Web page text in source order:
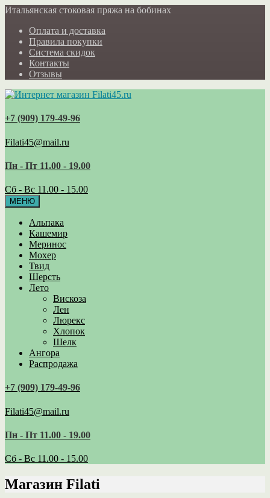
Итальянская стоковая пряжа на бобинах
Оплата и доставка
Правила покупки
Система скидок
Контакты
Отзывы
+7 (909) 179‑49-96
Filati45@mail.ru
Пн - Пт 11.00 - 19.00
Сб - Вс 11.00 - 15.00
МЕНЮ
Альпака
Кашемир
Меринос
Мохер
Твид
Шерсть
Лето
Вискоза
Лен
Люрекс
Хлопок
Шелк
Ангора
Распродажа
+7 (909) 179‑49-96
Filati45@mail.ru
Пн - Пт 11.00 - 19.00
Сб - Вс 11.00 - 15.00
Магазин Filati